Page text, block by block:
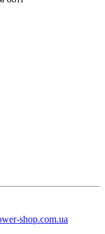
shop.com.ua